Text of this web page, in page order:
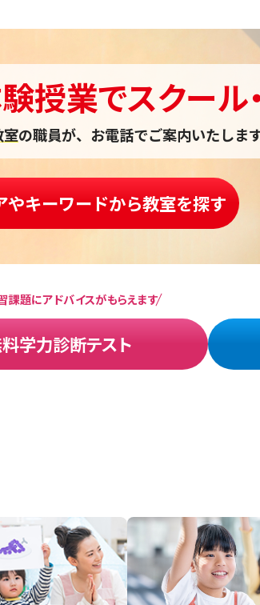
授業でスクール
室の職員が、お電話でご案内いたしま
やキーワードから教室を探す
課題にアドバイスがもらえます
学力診断テスト